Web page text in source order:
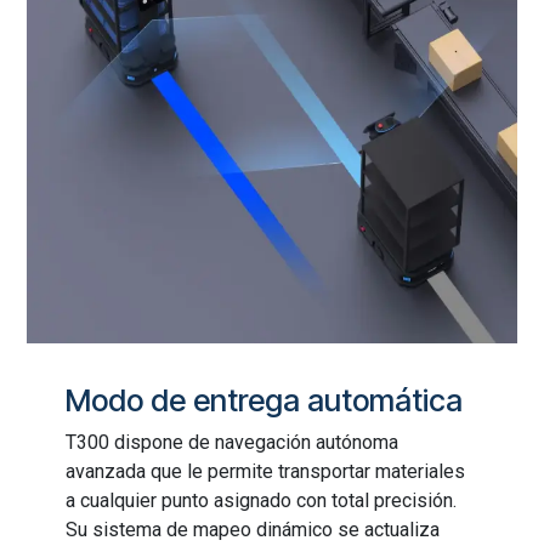
Modo de entrega automática
T300 dispone de navegación autónoma
avanzada que le permite transportar materiales
a cualquier punto asignado con total precisión.
Su sistema de mapeo dinámico se actualiza